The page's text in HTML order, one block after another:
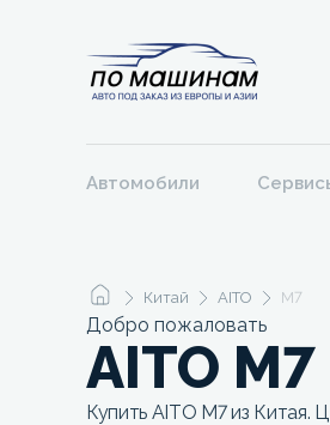
Автомобили
Китай AITO M7
Добро пожаловать
AITO
Купить AITO M7 из Китая.